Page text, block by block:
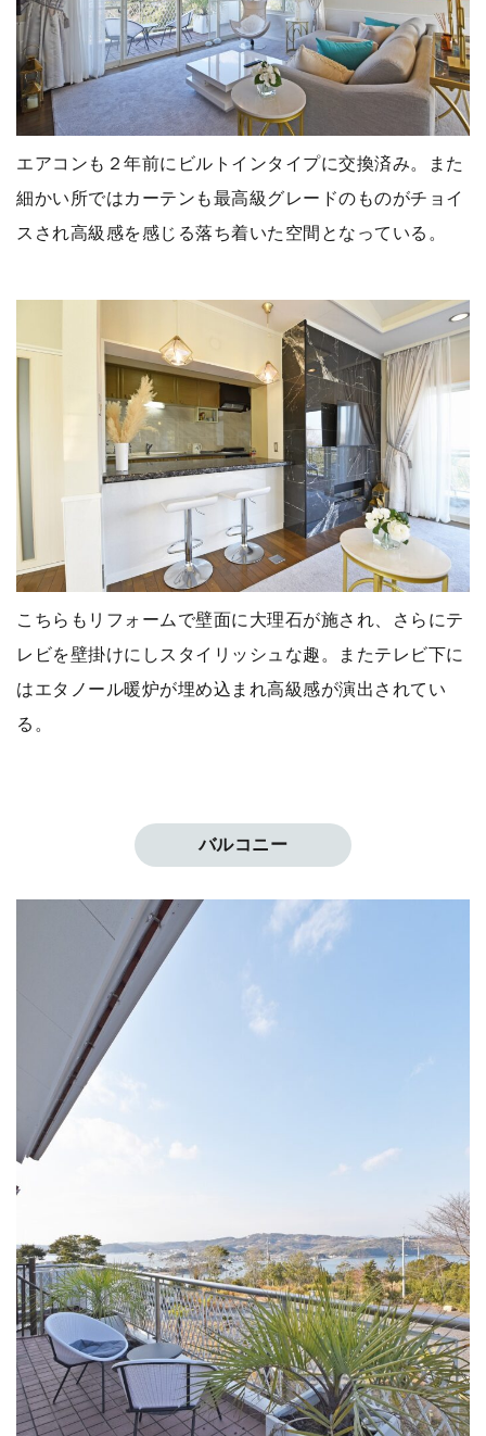
エアコンも２年前にビルトインタイプに交換済み。また
細かい所ではカーテンも最高級グレードのものがチョイ
スされ高級感を感じる落ち着いた空間となっている。
こちらもリフォームで壁面に大理石が施され、さらにテ
レビを壁掛けにしスタイリッシュな趣。またテレビ下に
はエタノール暖炉が埋め込まれ高級感が演出されてい
る。
バルコニー